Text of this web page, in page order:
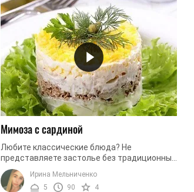
Мимоза с сардиной
Любите классические блюда? Не
представляете застолье без традиционных
салатов, которые нравятся нескольким
поколениям? – Тогда рецепт Мимозы с ...
Ирина Мельниченко
5
90 4